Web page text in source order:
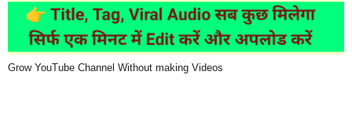
Grow YouTube Channel Without making Videos